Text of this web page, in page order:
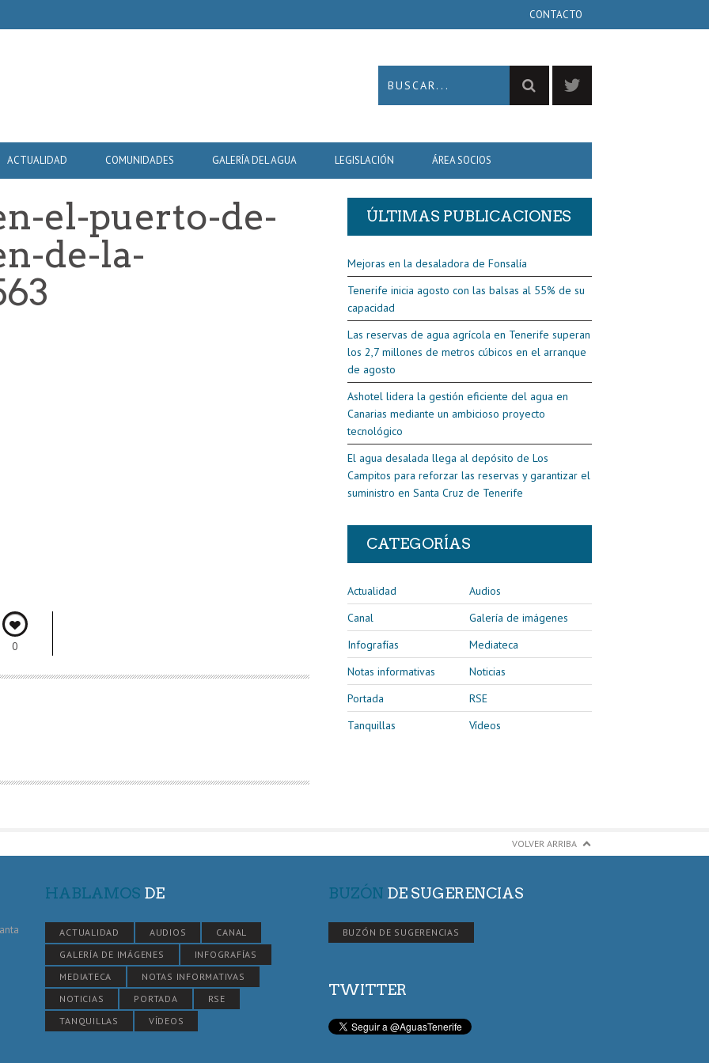
CONTACTO
ACTUALIDAD COMUNIDADES GALERÍA DEL AGUA LEGISLACIÓN ÁREA SOCIOS
el-puerto-de-
de-la-
0
ÚLTIMAS PUBLICACIONES
Mejoras en la desaladora de Fonsalía
Tenerife inicia agosto con las balsas al 55% de su
capacidad
Las reservas de agua agrícola en Tenerife superan
los 2,7 millones de metros cúbicos en el arranque
de agosto
Ashotel lidera la gestión eficiente del agua en
Canarias mediante un ambicioso proyecto
tecnológico
El agua desalada llega al depósito de Los
Campitos para reforzar las reservas y garantizar el
suministro en Santa Cruz de Tenerife
CATEGORÍAS
Actualidad
Audios
Canal
Galería de imágenes
Infografías
Mediateca
Notas informativas
Noticias
Portada
RSE
Tanquillas
Vídeos
VOLVER ARRIBA
HABLAMOS DE
ACTUALIDAD AUDIOS
CANAL
GALERÍA DE IMÁGENES
INFOGRAFÍAS
MEDIATECA
NOTAS INFORMATIVAS
NOTICIAS
PORTADA
RSE
TANQUILLAS
VÍDEOS
BUZÓN DE SUGERENCIAS
BUZÓN DE SUGERENCIAS
TWITTER